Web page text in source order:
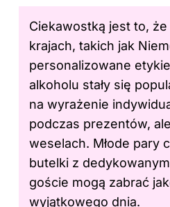
Ciekawostką jest to,
krajach, takich jak
personalizowane
alkoholu stały się
na wyrażenie
podczas prezentów,
weselach. Młode pary
butelki z
goście mogą zabrać
wyjątkowego dnia.